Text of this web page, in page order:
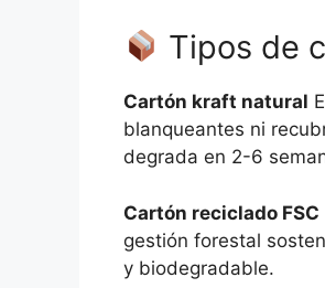
Tipos de
Cartón kraft natural
blanqueantes ni
degrada en 2-6
Cartón reciclado FSC
gestión forestal
y biodegradable.